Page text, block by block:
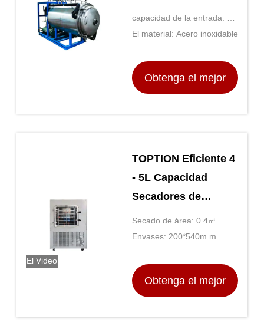
congelación
electrónico de
capacidad de la entrada: 50
kg de peso El material: Acero inoxidable
Obtenga el mejor
El Video
TOPTION Eficiente 4
- 5L Capacidad
Secadores de
congelación caseros
mantienen frescos
Secado de área: 0.4㎡
Envases: 200*540m m
Obtenga el mejor